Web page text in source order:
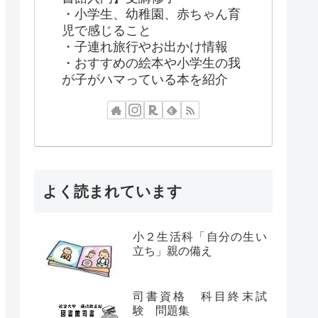
・小学生、幼稚園、赤ちゃん育
児で感じること
・子連れ旅行やお出かけ情報
・おすすめの絵本や小学生の我
が子がハマっている本を紹介
よく読まれています
小２生活科「自分の生い
立ち」親の備え
司書資格 科目終末試
験 問題集